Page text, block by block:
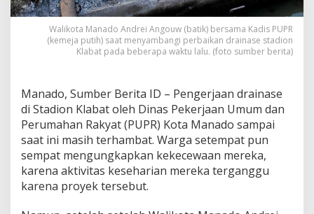
a
M
a
h
T
e
r
h
a
m
b
a
Walikota Manado Andrei Angouw (batik) bersama Kadis PUPR
(kemeja putih) saat menyambangi perbaikan drainase stadion
Klabat pada beberapa waktu lalu. (foto sumber berita)
Manado, Sumber Berita ID – Pengerjaan drainase
di Stadion Klabat oleh Dinas Pekerjaan Umum dan
Perumahan Rakyat (PUPR) Kota Manado sampai
saat ini masih terhambat. Warga setempat pun
sempat mengungkapkan kekecewaan mereka,
karena aktivitas keseharian mereka terganggu
karena proyek tersebut.